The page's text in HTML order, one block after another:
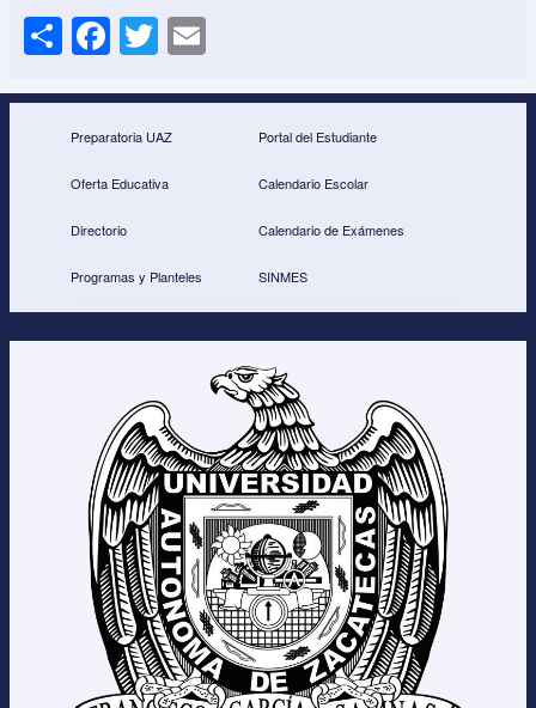
S
h
ar
e
F
a
c
e
b
o
k
T
wi
tt
er
ail
Preparatoria UAZ
Oferta Educativa
Directorio
Programas y Planteles
Portal del Estudiante
Calendario Escolar
Calendario de Exámenes
SINMES